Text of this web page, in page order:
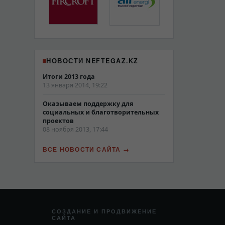
НОВОСТИ NEFTEGAZ.KZ
Итоги 2013 года
13 января 2014, 19:22
Оказываем поддержку для
социальных и благотворительных
проектов
08 ноября 2013, 17:44
ВСЕ НОВОСТИ САЙТА
СОЗДАНИЕ И ПРОДВИЖЕНИЕ
САЙТА